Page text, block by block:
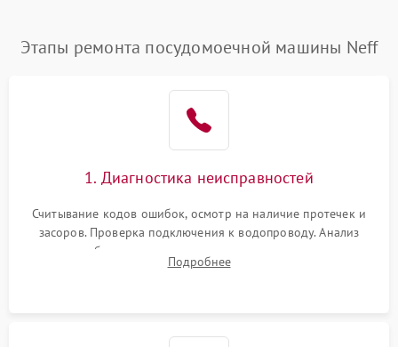
Этапы ремонта посудомоечной машины Neff
1. Диагностика неисправностей
Считывание кодов ошибок, осмотр на наличие протечек и
засоров. Проверка подключения к водопроводу. Анализ
жалоб на отсутствие слива, нагрева, вращения
разбрызгивателей или срабатывание системы защиты
Подробнее